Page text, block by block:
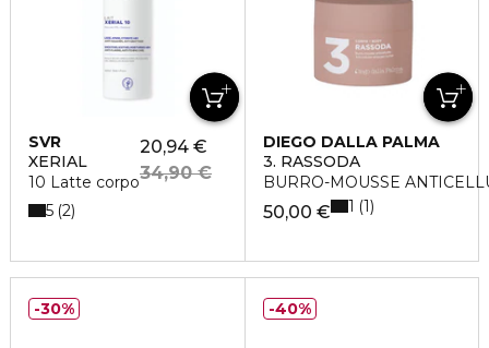
SVR
XERIAL
10 Latte corpo
20,94 €
34,90 €
5 2
DIEGO DALLA PALMA
3. RASSODA
BURRO-MOUSSE
50,00 € 1 1
30% 40%